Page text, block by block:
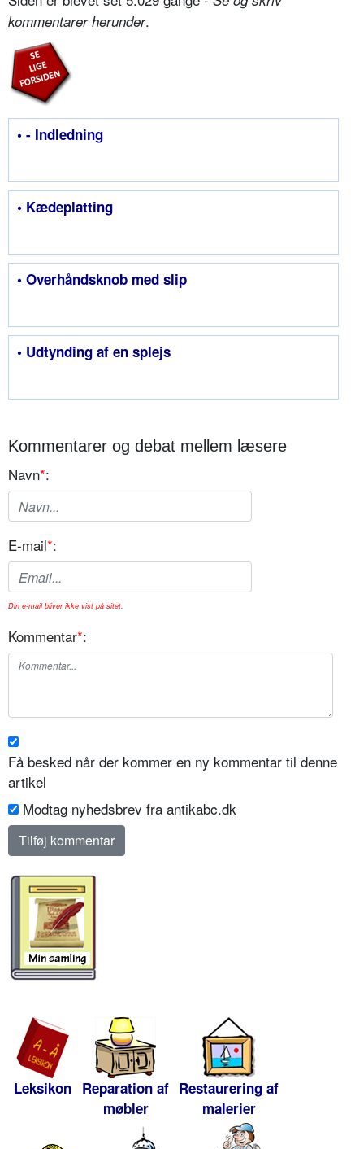
kommentarer herunder.
• - Indledning
• Kædeplatting
• Overhåndsknob med slip
• Udtynding af en splejs
Kommentarer og debat mellem læsere
Navn*:
E-mail*:
Din e-mail bliver ikke vist på sitet.
Kommentar*:
Få besked når der kommer en ny kommentar til denne
artikel
Modtag nyhedsbrev fra antikabc.dk
Leksikon Reparation af
møbler
Restaurering af
malerier